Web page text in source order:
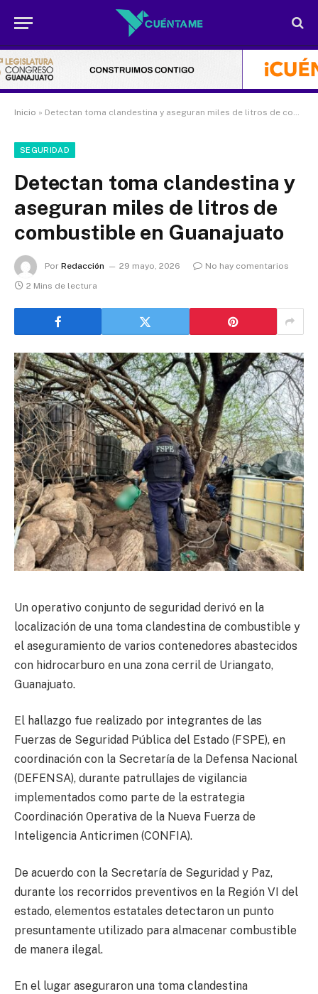
Inicio » Detectan toma clandestina y aseguran miles de litros de combustible en Guanajuato
SEGURIDAD
Detectan toma clandestina y
aseguran miles de litros de
combustible en Guanajuato
Por Redacción 29 mayo, 2026
No hay comentarios
2 Mins de lectura
Un operativo conjunto de seguridad derivó en la
localización de una toma clandestina de combustible y
el aseguramiento de varios contenedores abastecidos
con hidrocarburo en una zona cerril de Uriangato,
Guanajuato.
El hallazgo fue realizado por integrantes de las
Fuerzas de Seguridad Pública del Estado (FSPE), en
coordinación con la Secretaría de la Defensa Nacional
(DEFENSA), durante patrullajes de vigilancia
implementados como parte de la estrategia
Coordinación Operativa de la Nueva Fuerza de
Inteligencia Anticrimen (CONFIA).
De acuerdo con la Secretaría de Seguridad y Paz,
durante los recorridos preventivos en la Región VI del
estado, elementos estatales detectaron un punto
presuntamente utilizado para almacenar combustible
de manera ilegal.
En el lugar aseguraron una toma clandestina